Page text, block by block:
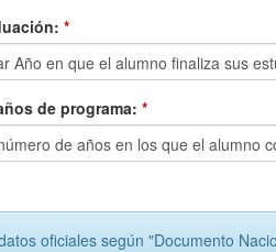
*
de programa: *
oficiales según "Documento